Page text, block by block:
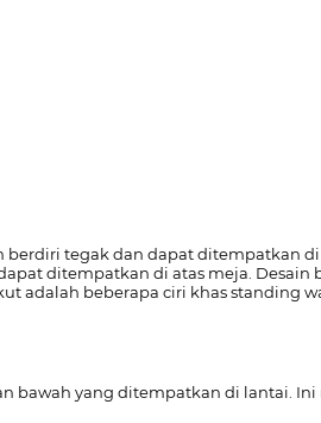
tegak dan dapat ditempatkan
ditempatkan di atas meja.
adalah beberapa ciri khas standing
yang ditempatkan di lantai.